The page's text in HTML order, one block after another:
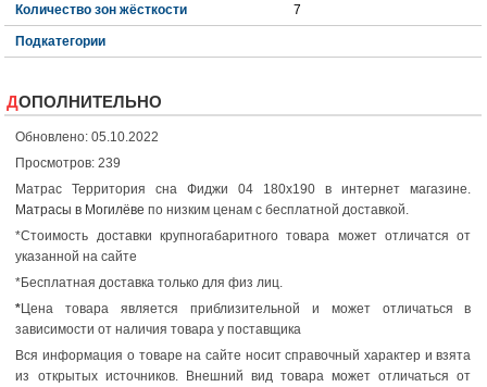
Количество зон жёсткости 7
Подкатегории
ДОПОЛНИТЕЛЬНО
Обновлено: 05.10.2022
Просмотров: 239
Матрас Территория сна Фиджи 04 180x190 в интернет магазине.
Матрасы в Могилёве по низким ценам с бесплатной доставкой.
*Стоимость доставки крупногабаритного товара может отличатся от
указанной на сайте
*Бесплатная доставка только для физ лиц.
*Цена товара является приблизительной и может отличаться в
зависимости от наличия товара у поставщика
Вся информация о товаре на сайте носит справочный характер и взята
из открытых источников. Внешний вид товара может отличаться от